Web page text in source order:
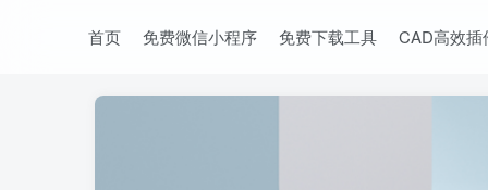
首页 免费微信小程序 免费下载工具 CAD高效插